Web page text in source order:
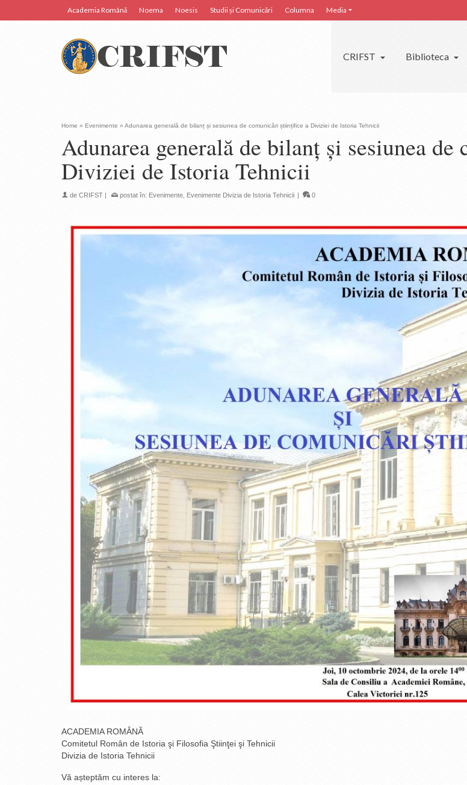
Academia Română Noema Noesis Studii și Comunicări Columna Media
CRIFST Biblioteca
Home » Evenimente » Adunarea generală de bilanț și sesiunea de comunicări științifice a Diviziei de Istoria Tehnicii
Adunarea generală de bilanț și sesiunea
Diviziei de Istoria Tehnicii
de CRIFST | postat în: Evenimente Evenimente Divizia de Istoria Tehnicii | 0
ACADEMIA ROMÂNĂ
Comitetul Român de Istoria şi Filosofia Ştiinţei şi Tehnicii
Divizia de Istoria Tehnicii
Vă așteptăm cu interes la: